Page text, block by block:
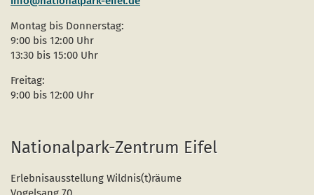
Montag bis Donnerstag:
9:00 bis 12:00 Uhr
13:30 bis 15:00 Uhr
Freitag:
9:00 bis 12:00 Uhr
Nationalpark-Zentrum Eifel
Erlebnisausstellung Wildnis(t)räume